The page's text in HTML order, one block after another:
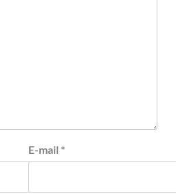
E-mail *